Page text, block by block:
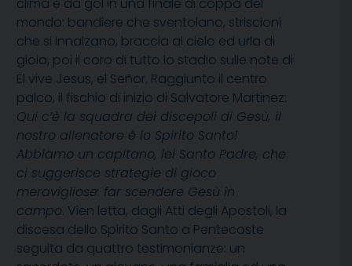
clima è da gol in una finale di coppa del
mondo: bandiere che sventolano, striscioni
che si innalzano, braccia al cielo ed urla di
gioia, poi il coro di tutto lo stadio sulle note di
El vive Jesus, el Señor. Raggiunto il centro
palco, il fischio di inizio di Salvatore Martinez:
Qui c’è la squadra dei discepoli di Gesù, il
nostro allenatore è lo Spirito Santo!
Abbiamo un capitano, lei Santo Padre, che
ci suggerisce strategie di gioco
meravigliose: far scendere Gesù in
campo. Vien letta, dagli Atti degli Apostoli, la
discesa dello Spirito Santo a Pentecoste
seguita da quattro testimonianze: un